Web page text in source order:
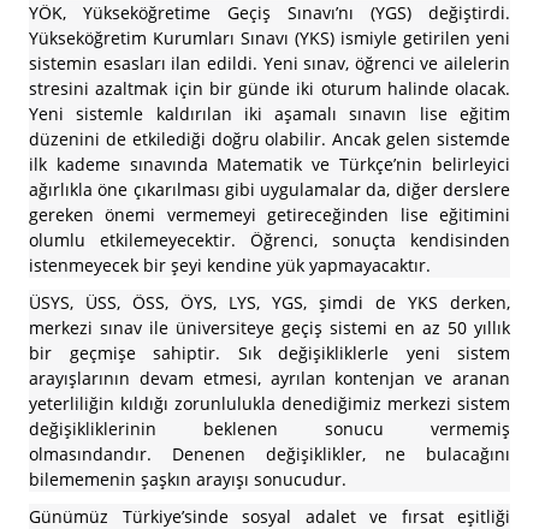
YÖK, Yükseköğretime Geçiş Sınavı’nı (YGS) değiştirdi.
Yükseköğretim Kurumları Sınavı (YKS) ismiyle getirilen yeni
sistemin esasları ilan edildi. Yeni sınav, öğrenci ve ailelerin
stresini azaltmak için bir günde iki oturum halinde olacak.
Yeni sistemle kaldırılan iki aşamalı sınavın lise eğitim
düzenini de etkilediği doğru olabilir. Ancak gelen sistemde
ilk kademe sınavında Matematik ve Türkçe’nin belirleyici
ağırlıkla öne çıkarılması gibi uygulamalar da, diğer derslere
gereken önemi vermemeyi getireceğinden lise eğitimini
olumlu etkilemeyecektir. Öğrenci, sonuçta kendisinden
istenmeyecek bir şeyi kendine yük yapmayacaktır.
ÜSYS, ÜSS, ÖSS, ÖYS, LYS, YGS, şimdi de YKS derken,
merkezi sınav ile üniversiteye geçiş sistemi en az 50 yıllık
bir geçmişe sahiptir. Sık değişikliklerle yeni sistem
arayışlarının devam etmesi, ayrılan kontenjan ve aranan
yeterliliğin kıldığı zorunlulukla denediğimiz merkezi sistem
değişikliklerinin beklenen sonucu vermemiş
olmasındandır. Denenen değişiklikler, ne bulacağını
bilememenin şaşkın arayışı sonucudur.
Günümüz Türkiye’sinde sosyal adalet ve fırsat eşitliği